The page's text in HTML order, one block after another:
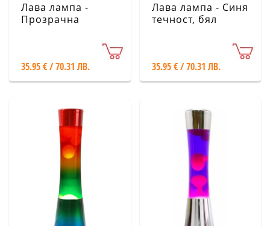
Лава лампа -
Прозрачна
35.95 € / 70.31 ЛВ.
Лава лампа - Синя
течност, бял
35.95 € / 70.31 ЛВ.